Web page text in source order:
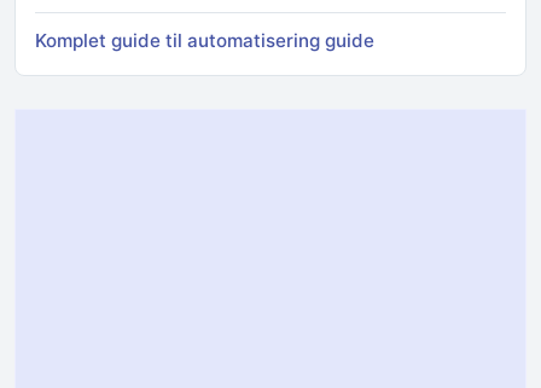
Komplet guide til automatisering guide